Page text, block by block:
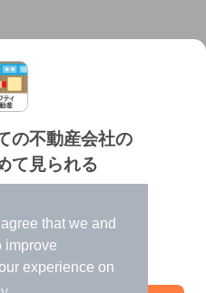
that we and
improve
experience on
の不動産会社の
て見られる
件も見つけやすい
充実
シー 利用規約